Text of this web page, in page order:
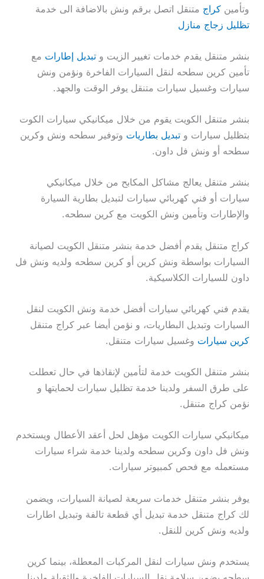
وتأمينكراج متنقل اتصل برقم ونش بالاضافة الى خدمة
تظليل زجاج منازل
بنشر متنقل يقدم خدمات تغيير الزيت وتبديل إطارات مع
تأمين كرين سطحه لنقل السيارات الفاخرة ونؤمن ونش
سيارات وغسيل سيارات متنقل يوفر الوقت والجهد.
بنشر متنقل الكويت يقوم من خلال ميكانيكي سيارات الكوت
بتظليل سيارات وتبديل بطاريات وتوفير سطحه ونش وكرين
سطحه أو ونش فل داون.
بنشر متنقل يعالج مشاكل المكابح من خلال ميكانيكي
سيارات أو فني كهربائي سيارات لتبديل بطارية السيارة
والإطارات وتأمين ونش الكويت مع كرين سطحه.
كراج متنقل يقدم أفضل خدمة بنشر متنقل الكويت لصيانة
السيارات بواسطة ونش كرين أو كرين سطحه ولديه ونش فل
داون للسيارات الكلاسيكية.
يقدم فني كهربائي سيارات أفضل خدمة ونش الكويت لنقل
السيارات وتبديل البطاريات، و نؤمن أيضا عبر كراج متنقل
كرين سيارات وغسيل سيارات متنقل.
بنشر متنقل الكويت خدمة لتأمين لإنقاذها في حال تعطلت
على طرق السفر ولدينا خدمة تظليل سيارات لحمايتها و
نؤمن كراج متنقل.
ميكانيكي سيارات الكويت مؤهل لحل أعقد الأعطال ويستخدم
ونش فل داون وكرين سطحه ولدينا خدمة شراء سيارات
مستعمله مع فحص كمبيوتر سيارات.
يوفر بنشر متنقل خدمات سريعة لصيانة السيارات، ويضمن
لك كراج متنقل خدمة تبديل أي قطعة تالفة وتبديل اطارات
ولديه ونش كرين للنقل.
يستخدم ونش سيارات لنقل المركبات المعطلة، بينما كرين